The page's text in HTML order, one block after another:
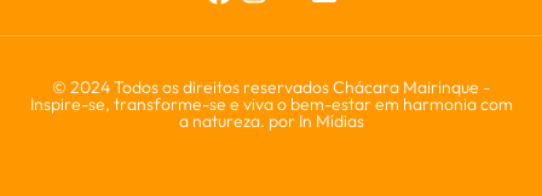
© 2024 Todos os direitos reservados Chácara Mairinque -
Inspire-se, transforme-se e viva o bem-estar em harmonia com
a natureza. por In Mídias